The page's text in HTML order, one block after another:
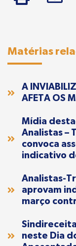
Matérias
A
AFETA OS
Mídia
Analistas –
convoca
indicativo
Analistas-
aprovam
março
neste Dia